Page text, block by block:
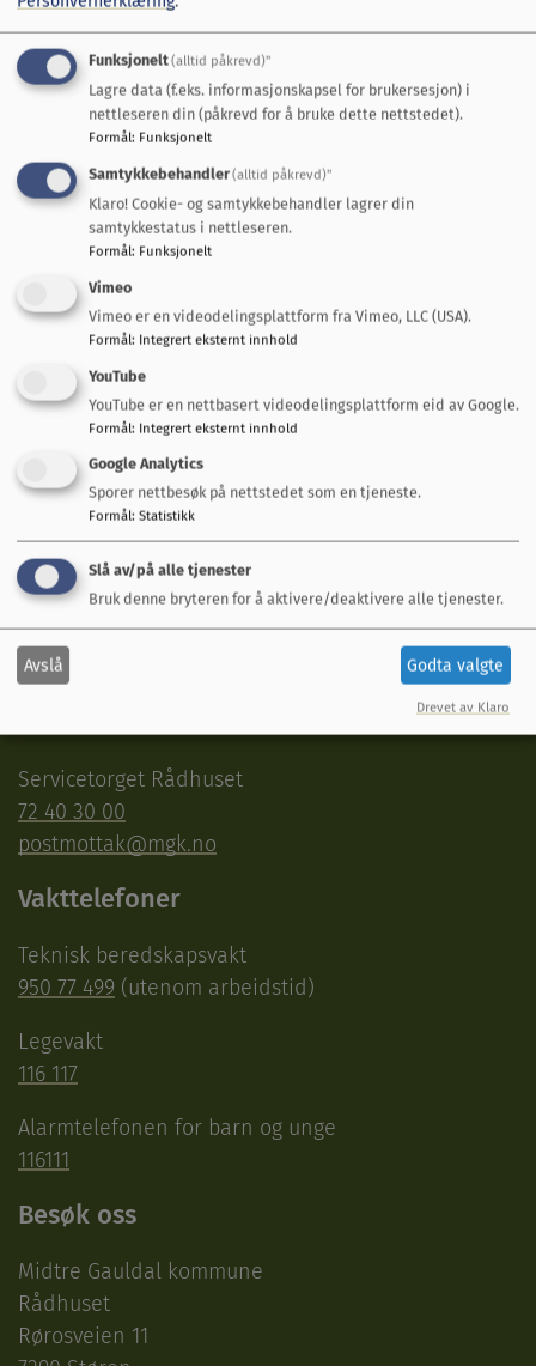
Dokumenter
Legeerklæringsskjema
Last ned dokument
Søknadsskjema
Last ned dokument
Fant du det du lette etter?
Ja
Servicetorget Rådhuset
72 40 30 00
postmottak@mgk.no
Vakttelefoner
Teknisk beredskapsvakt
950 77 499 (utenom arbeidstid)
Legevakt
116 117
Alarmtelefonen for barn og unge
116111
Besøk oss
Midtre Gauldal kommune
Rådhuset
Rørosveien 11
Funksjonelt(alltid påkrevd)"
Lagre data (f.eks. informasjonskapsel for brukersesjon) i
nettleseren din (påkrevd for å bruke dette nettstedet).
Formål: Funksjonelt
Samtykkebehandler(alltid påkrevd)"
Klaro! Cookie- og samtykkebehandler lagrer din
samtykkestatus i nettleseren.
Formål: Funksjonelt
Vimeo
Vimeo er en videodelingsplattform fra Vimeo, LLC (USA).
Formål: Integrert eksternt innhold
YouTube
YouTube er en nettbasert videodelingsplattform eid av Google.
Formål: Integrert eksternt innhold
Google Analytics
Sporer nettbesøk på nettstedet som en tjeneste.
Formål: Statistikk
Slå av/på alle tjenester
Bruk denne bryteren for å aktivere/deaktivere alle tjenester.
Avslå Godta valgte
Drevet av Klaro